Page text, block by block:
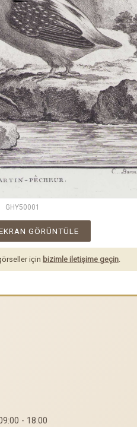
GHY50001
GÖRÜNTÜLE
için bizimle iletişime geçin.
- 18:00